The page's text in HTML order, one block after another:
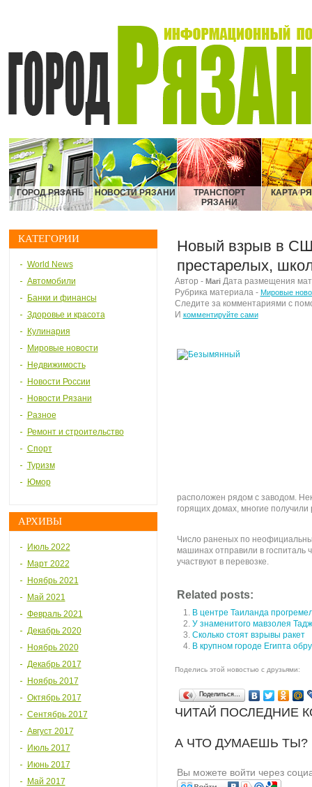
ГОРОД РЯЗАНЬ НОВОСТИ РЯЗАНИ
ТРАНСПОРТ
РЯЗАНИ
КАРТА
КАТЕГОРИИ
World News
Автомобили
Банки и финансы
Здоровье и красота
Кулинария
Мировые новости
Недвижимость
Новости России
Новости Рязани
Разное
Ремонт и строительство
Спорт
Туризм
Юмор
АРХИВЫ
Июль 2022
Март 2022
Ноябрь 2021
Май 2021
Февраль 2021
Декабрь 2020
Ноябрь 2020
Декабрь 2017
Ноябрь 2017
Октябрь 2017
Сентябрь 2017
Август 2017
Июль 2017
Июнь 2017
Май 2017
Новый взрыв в
престарелых,
Автор - MariДата размещения
Рубрика материала - Мировые
Следите за комментариями с
И комментируйте сами
расположен рядом с заводом.
горящих домах, многие
Число раненых по
машинах отправили в госпиталь
участвуют в перевозке.
Related posts:
В центре Таиланда
У знаменитого мавзолея
Сколько стоят взрывы ракет
В крупном городе Египта
Поделись этой новостью с друзьями:
Поделиться…
ЧИТАЙ ПОСЛЕДНИЕ
А ЧТО ДУМАЕШЬ
Вы можете войти через